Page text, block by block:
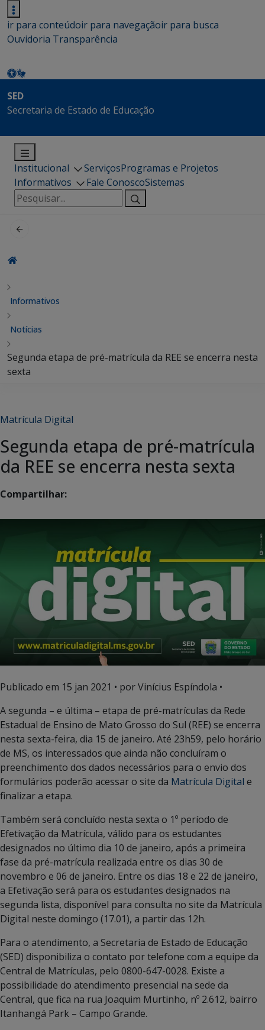
ir para conteúdoir para navegaçãoir para busca
Ouvidoria Transparência
SED
Secretaria de Estado de Educação
Institucional ServiçosProgramas e Projetos
Informativos
Fale ConoscoSistemas
Pesquisar
por:
Informativos
Notícias
Segunda etapa de pré-matrícula da REE se encerra nesta
sexta
Matrícula Digital
Segunda etapa de pré-matrícula
da REE se encerra nesta sexta
Compartilhar:
Publicado em 15 jan 2021 • por Vinícius Espíndola •
A segunda – e última – etapa de pré-matrículas da Rede
Estadual de Ensino de Mato Grosso do Sul (REE) se encerra
nesta sexta-feira, dia 15 de janeiro. Até 23h59, pelo horário
de MS, os interessados que ainda não concluíram o
preenchimento dos dados necessários para o envio dos
formulários poderão acessar o site da Matrícula Digital e
finalizar a etapa.
Também será concluído nesta sexta o 1º período de
Efetivação da Matrícula, válido para os estudantes
designados no último dia 10 de janeiro, após a primeira
fase da pré-matrícula realizada entre os dias 30 de
novembro e 06 de janeiro. Entre os dias 18 e 22 de janeiro,
a Efetivação será para os estudantes designados na
segunda lista, disponível para consulta no site da Matrícula
Digital neste domingo (17.01), a partir das 12h.
Para o atendimento, a Secretaria de Estado de Educação
(SED) disponibiliza o contato por telefone com a equipe da
Central de Matrículas, pelo 0800-647-0028. Existe a
possibilidade do atendimento presencial na sede da
Central, que fica na rua Joaquim Murtinho, nº 2.612, bairro
Itanhangá Park – Campo Grande.